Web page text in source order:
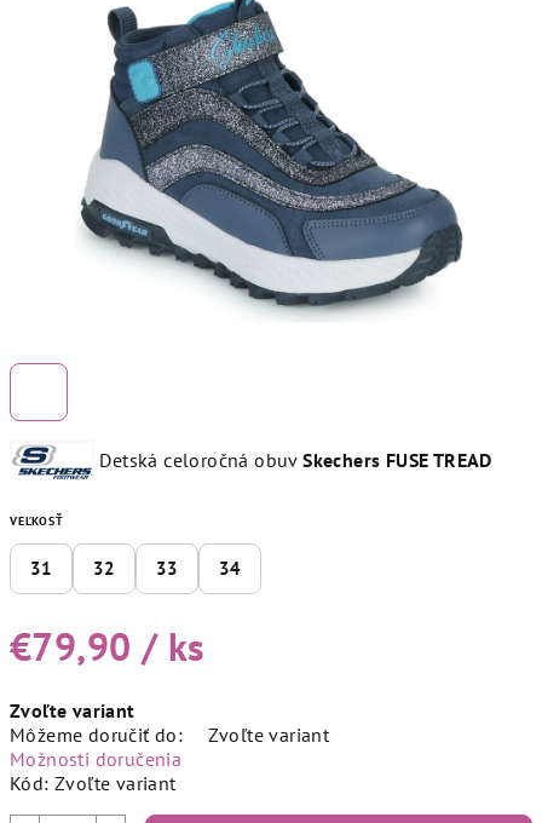
Detská celoročná obuvSkechers FUSE TREAD
VEĽKOSŤ
31 32 33 34
€79,90 / ks
cena:
Zvoľte variant
Môžeme doručiť do:
Zvoľte variant
Možnosti doručenia
Kód: Zvoľte variant
4,6
z
5
hviezdičiek.